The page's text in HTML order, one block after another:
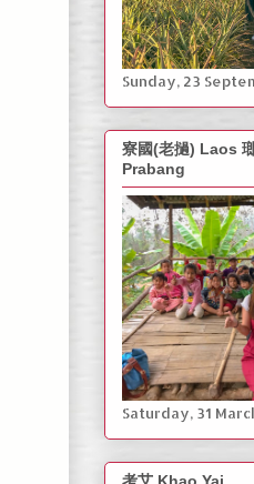
‎Sunday, ‎23
寮國(老撾) Laos
Prabang
Saturday, ‎31